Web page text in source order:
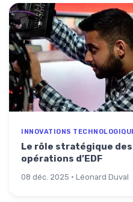
INNOVATIONS
Le rôle stratégique
opérations d’EDF
08 déc. 2025 · Léonard Duval